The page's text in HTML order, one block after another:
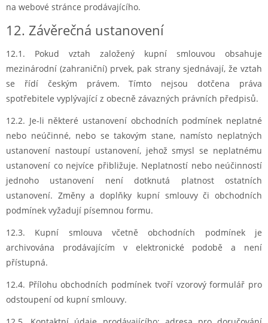
na webové stránce prodávajícího.
12. Závěrečná ustanovení
12.1. Pokud vztah založený kupní smlouvou obsahuje
mezinárodní (zahraniční) prvek, pak strany sjednávají, že vztah
se řídí českým právem. Tímto nejsou dotčena práva
spotřebitele vyplývající z obecně závazných právních předpisů.
12.2. Je-li některé ustanovení obchodních podmínek neplatné
nebo neúčinné, nebo se takovým stane, namísto neplatných
ustanovení nastoupí ustanovení, jehož smysl se neplatnému
ustanovení co nejvíce přibližuje. Neplatností nebo neúčinností
jednoho ustanovení není dotknutá platnost ostatních
ustanovení. Změny a doplňky kupní smlouvy či obchodních
podmínek vyžadují písemnou formu.
12.3. Kupní smlouva včetně obchodních podmínek je
archivována prodávajícím v elektronické podobě a není
přístupná.
12.4. Přílohu obchodních podmínek tvoří vzorový formulář pro
odstoupení od kupní smlouvy.